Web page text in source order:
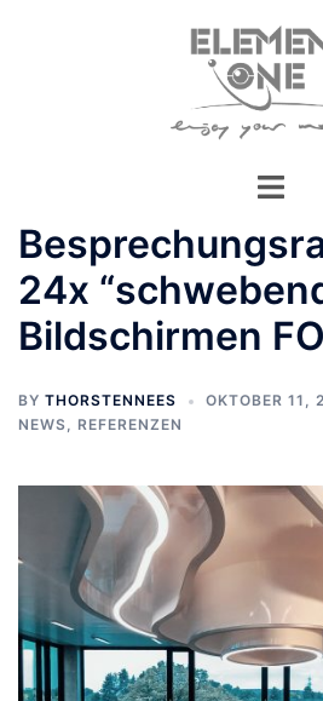
24x
Bildschirmen
BY THORSTENNEES
OKTOBER 11,
NEWS, REFERENZEN